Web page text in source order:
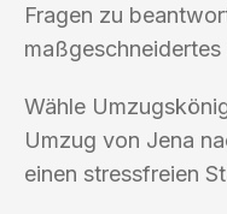
Fragen zu
Wähle
Umzug von Jena
einen stressfreien